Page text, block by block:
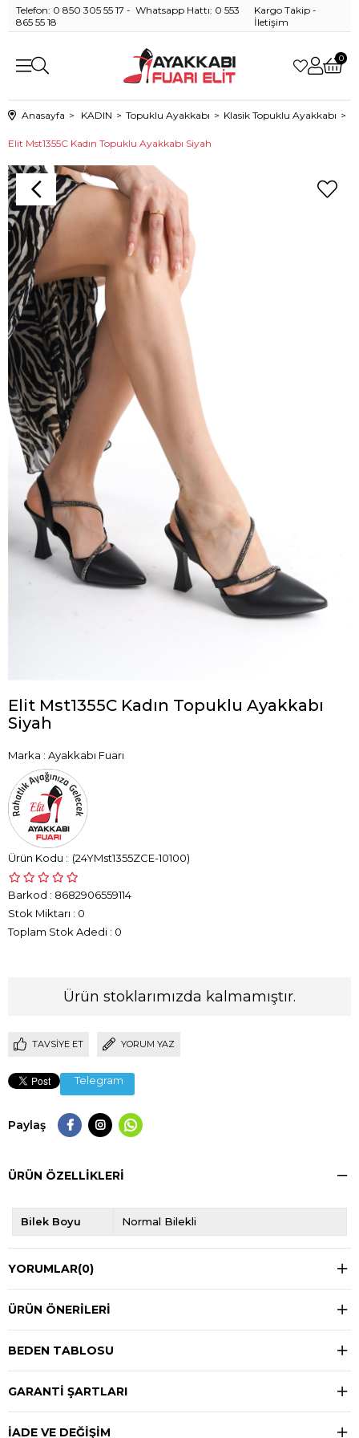
Telefon: 0 850 305 55 17 - Whatsapp Hattı: 0 553
865 55 18
Kargo Takip -
İletişim
0
Anasayfa KADIN Topuklu Ayakkabı Klasik Topuklu Ayakkabı
Elit Mst1355C Kadın Topuklu Ayakkabı Siyah
Elit Mst1355C Kadın Topuklu Ayakkabı
Siyah
Marka : Ayakkabı Fuarı
(24YMst1355ZCE-10100)
Barkod : 8682906559114
Stok Miktarı : 0
Toplam Stok Adedi : 0
Ürün stoklarımızda kalmamıştır.
TAVSIYE ET YORUM YAZ
Telegram
Paylaş
ÜRÜN ÖZELLIKLERI
Bilek Boyu Normal Bilekli
YORUMLAR(0)
ÜRÜN ÖNERILERI
BEDEN TABLOSU
GARANTİ ŞARTLARI
İADE VE DEĞİŞİM